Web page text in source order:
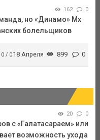
162 0
но «Динамо» Мх
болельщиков
0 / 018 Апреля 899 0
20 0
с «Галатасараем» или
возможность ухода